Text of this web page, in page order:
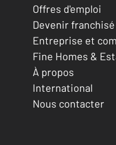
Offres d'emploi
Devenir franchisé
Entreprise et
Fine Homes &
À propos
International
Nous contacter